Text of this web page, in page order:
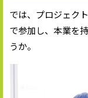
では、プロジェク
で参加し、本業を
うか。